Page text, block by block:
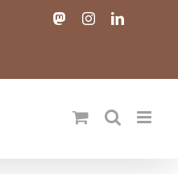
MastodonInstagramLinkedIn